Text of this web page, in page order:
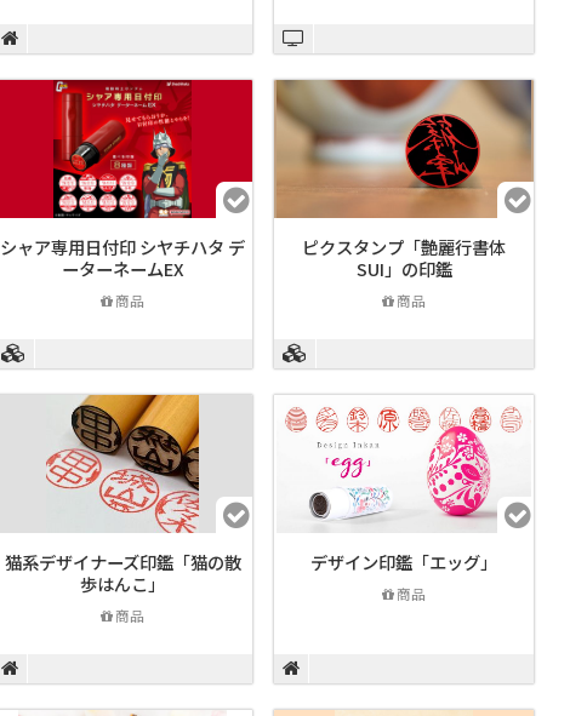
シャア専用日付印 シヤチハタ デ
ーターネームEX
商品
ピクスタンプ「艶麗行書体
SUI」の印鑑
商品
猫系デザイナーズ印鑑「猫の散
歩はんこ」
商品
デザイン印鑑「エッグ」
商品